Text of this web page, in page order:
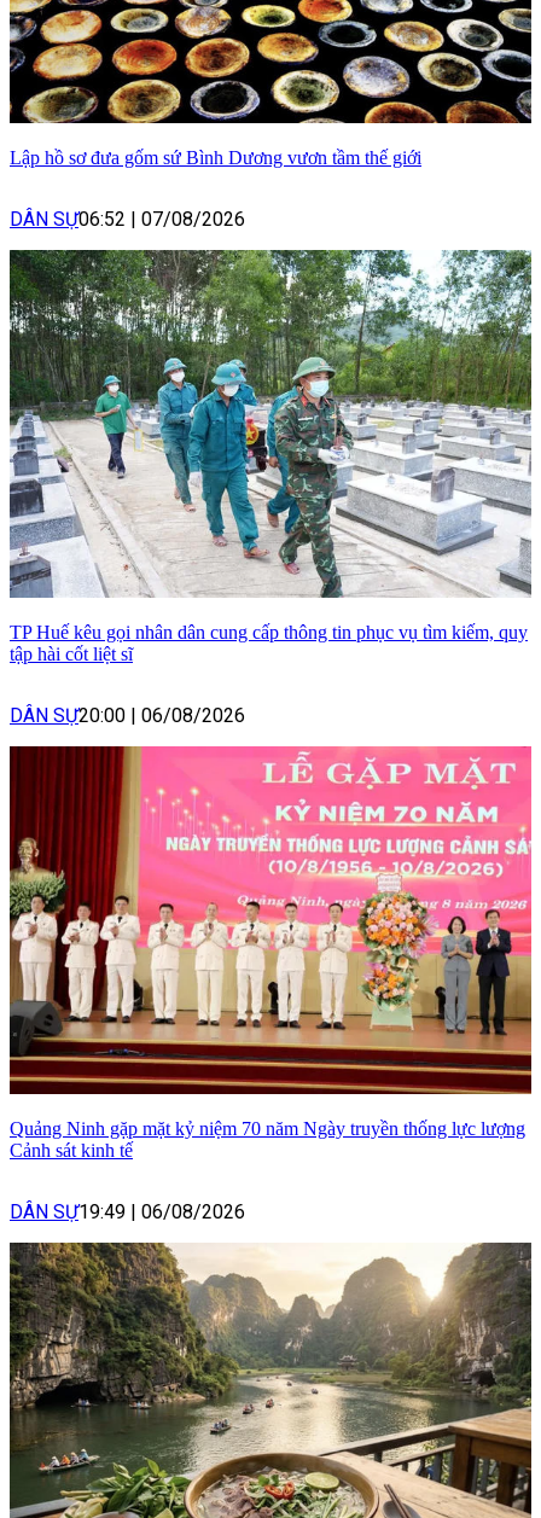
Lập hồ sơ đưa gốm sứ Bình Dương vươn tầm thế giới
DÂN SỰ06:52 | 07/08/2026
TP Huế kêu gọi nhân dân cung cấp thông tin phục vụ tìm kiếm, quy
tập hài cốt liệt sĩ
DÂN SỰ20:00 | 06/08/2026
Quảng Ninh gặp mặt kỷ niệm 70 năm Ngày truyền thống lực lượng
Cảnh sát kinh tế
DÂN SỰ19:49 | 06/08/2026